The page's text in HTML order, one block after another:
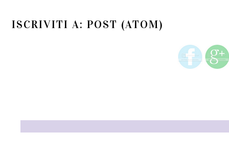
ISCRIVITI A: POST (ATOM)